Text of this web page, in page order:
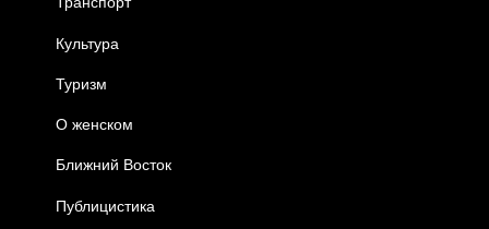
Культура
Туризм
О женском
Ближний Восток
Публицистика